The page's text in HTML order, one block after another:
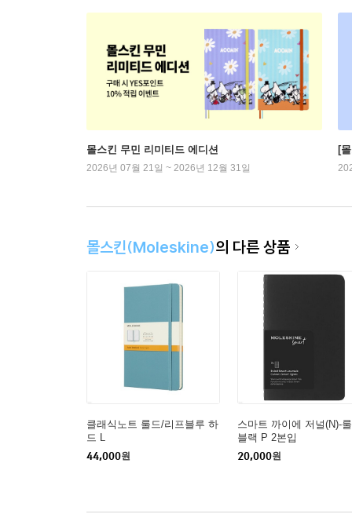
몰스킨 무민 리미티드 에디션
2026년 07월 21일 ~ 2026년 12월 31일
[
몰스킨(Moleskine)의 다른 상품
클래식노트 룰드/리프블루 하
드 L
44,000원
스마트 까이에 저널(N)-
블랙 P 2본입
20,000원